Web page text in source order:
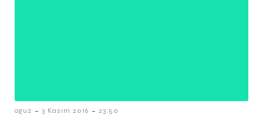
oguz - 3 Kasım 2016 - 23:50